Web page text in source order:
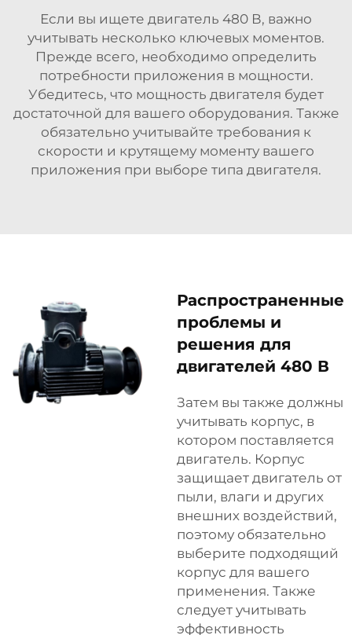
Если вы ищете двигатель 480 В, важно
учитывать несколько ключевых моментов.
Прежде всего, необходимо определить
потребности приложения в мощности.
Убедитесь, что мощность двигателя будет
достаточной для вашего оборудования. Также
обязательно учитывайте требования к
скорости и крутящему моменту вашего
приложения при выборе типа двигателя.
Распространенные
проблемы и
решения для
двигателей 480 В
Затем вы также должны
учитывать корпус, в
котором поставляется
двигатель. Корпус
защищает двигатель от
пыли, влаги и других
внешних воздействий,
поэтому обязательно
выберите подходящий
корпус для вашего
применения. Также
следует учитывать
эффективность